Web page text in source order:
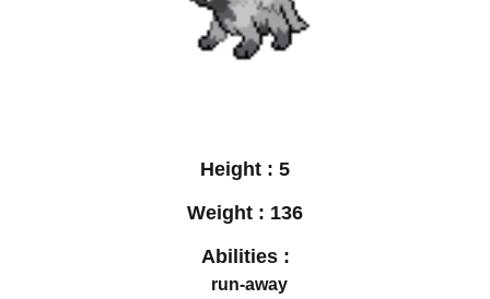
Height : 5
Weight : 136
Abilities :
run-away